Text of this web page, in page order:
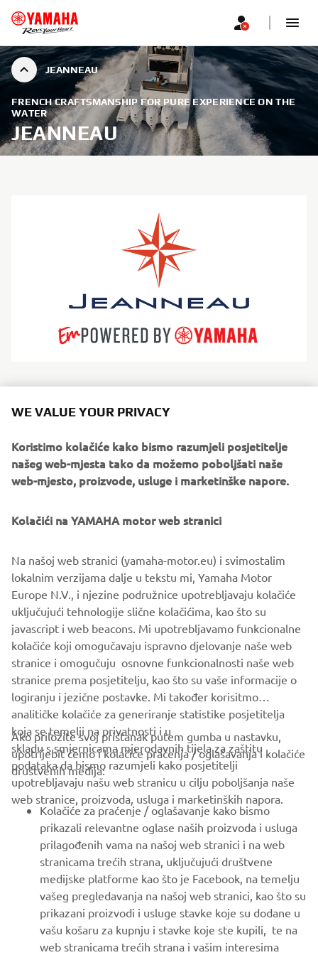
JEANNEAU
FRENCH CRAFTSMANSHIP FOR PURE EXPERIENCE ON THE
WATER
JEANNEAU
sailing yachts and powerboats that suit every way of
seakeeping. Boats with elegant lines and a timeless style.
Boats for living well on board, where layout and
exceptional comfort have been ingeniously thought out in
boating experience: a shared moment of pleasure that is
accessible and authentic.
JEANNEAU OFFICIAL WEBSITE
CORPORATE
FOR BUSINESS
MORE YAMAHA
SUPPORT
BILTEN
WE VALUE YOUR PRIVACY
Koristimo kolačiće kako bismo razumjeli posjetitelje
našeg web-mjesta tako da možemo poboljšati naše
web-mjesto, proizvode, usluge i marketinške napore.
Kolačići na YAMAHA motor web stranici
Na našoj web stranici (yamaha-motor.eu) i svimostalim
lokalnim verzijama dalje u tekstu mi, Yamaha Motor
Europe N.V., i njezine podružnice upotrebljavaju kolačiće
uključujući tehnologije slične kolačićima, kao što su
javascript i web beacons. Mi upotrebljavamo funkcionalne
kolačiće koji omogučavaju ispravno djelovanje naše web
stranice i omogučuju osnovne funkcionalnosti naše web
stranice prema posjetitelju, kao što su vaše informacije o
logiranju i jezične postavke. Mi također korisitmo
analitičke kolačiće za generiranje statistike posjetitelja
koja se temelji na privatnosti i u
skladu s smjernicama mjerodavnih tijela za zaštitu
podataka da bismo razumjeli kako posjetitelji
upotrebljavaju našu web stranicu u cilju poboljšanja naše
web stranice, proizvoda, usluga i marketinških napora.
Ako priložite svoj pristanak putem gumba u nastavku,
upotrijebit ćemo i kolačiće praćenja / oglašavanja i kolačiće
društvenih medija:
Kolačiće za praćenje / oglašavanje kako bismo
prikazali relevantne oglase naših proizvoda i usluga
prilagođenih vama na našoj web stranici i na web
stranicama trećih strana, uključujući društvene
medijske platforme kao što je Facebook, na temelju
vašeg pregledavanja na našoj web stranici, kao što su
prikazani proizvodi i usluge stavke koje su dodane u
vašu košaru za kupnju i stavke koje ste kupili, te na
web stranicama trećih strana i vašim interesima